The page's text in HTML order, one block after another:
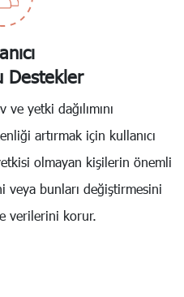
Destekler
ve yetki dağılımını
artırmak için kullanıcı
olmayan kişilerin önemli
veya bunları değiştirmesini
verilerini korur.